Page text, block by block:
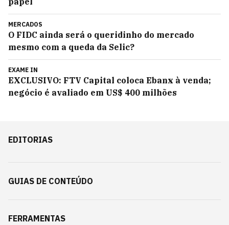
MERCADOS
O FIDC ainda será o queridinho do mercado
mesmo com a queda da Selic?
EXAME IN
EXCLUSIVO: FTV Capital coloca Ebanx à venda;
negócio é avaliado em US$ 400 milhões
EDITORIAS
GUIAS DE CONTEÚDO
FERRAMENTAS